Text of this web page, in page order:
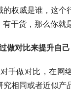
的权威是谁，这个
干货，那么你就
对比来提升自己
究相同或者近似产